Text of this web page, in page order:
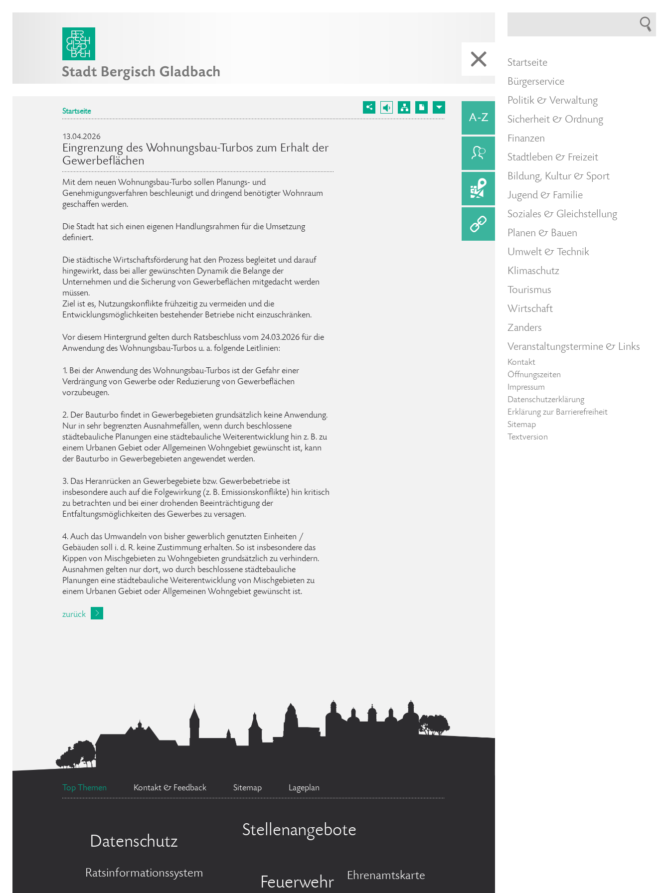
Startseite
13.04.2026
Eingrenzung des Wohnungsbau-Turbos zum Erhalt der
Gewerbeflächen
Mit dem neuen Wohnungsbau-Turbo sollen Planungs- und
Genehmigungsverfahren beschleunigt und dringend benötigter Wohnraum
geschaffen werden.
Die Stadt hat sich einen eigenen Handlungsrahmen für die Umsetzung
definiert.
Die städtische Wirtschaftsförderung hat den Prozess begleitet und darauf
hingewirkt, dass bei aller gewünschten Dynamik die Belange der
Unternehmen und die Sicherung von Gewerbeflächen mitgedacht werden
müssen.
Ziel ist es, Nutzungskonflikte frühzeitig zu vermeiden und die
Entwicklungsmöglichkeiten bestehender Betriebe nicht einzuschränken.
Vor diesem Hintergrund gelten durch Ratsbeschluss vom 24.03.2026 für die
Anwendung des Wohnungsbau-Turbos u. a. folgende Leitlinien:
1. Bei der Anwendung des Wohnungsbau-Turbos ist der Gefahr einer
Verdrängung von Gewerbe oder Reduzierung von Gewerbeflächen
vorzubeugen.
2. Der Bauturbo findet in Gewerbegebieten grundsätzlich keine Anwendung.
Nur in sehr begrenzten Ausnahmefällen, wenn durch beschlossene
städtebauliche Planungen eine städtebauliche Weiterentwicklung hin z. B. zu
einem Urbanen Gebiet oder Allgemeinen Wohngebiet gewünscht ist, kann
der Bauturbo in Gewerbegebieten angewendet werden.
3. Das Heranrücken an Gewerbegebiete bzw. Gewerbebetriebe ist
insbesondere auch auf die Folgewirkung (z. B. Emissionskonflikte) hin kritisch
zu betrachten und bei einer drohenden Beeinträchtigung der
Entfaltungsmöglichkeiten des Gewerbes zu versagen.
4. Auch das Umwandeln von bisher gewerblich genutzten Einheiten /
Gebäuden soll i. d. R. keine Zustimmung erhalten. So ist insbesondere das
Kippen von Mischgebieten zu Wohngebieten grundsätzlich zu verhindern.
Ausnahmen gelten nur dort, wo durch beschlossene städtebauliche
Planungen eine städtebauliche Weiterentwicklung von Mischgebieten zu
einem Urbanen Gebiet oder Allgemeinen Wohngebiet gewünscht ist.
zurück
Top Themen Kontakt & Feedback Sitemap Lageplan
Datenschutz
Stellenangebote
Ratsinformationssystem
Feuerwehr Ehrenamtskarte
Startseite
Bürgerservice
Politik & Verwaltung
Sicherheit & Ordnung
Finanzen
Stadtleben & Freizeit
Bildung, Kultur & Sport
Jugend & Familie
Soziales & Gleichstellung
Planen & Bauen
Umwelt & Technik
Klimaschutz
Tourismus
Wirtschaft
Zanders
Veranstaltungstermine & Links
Kontakt
Öffnungszeiten
Impressum
Datenschutzerklärung
Erklärung zur Barrierefreiheit
Sitemap
Textversion